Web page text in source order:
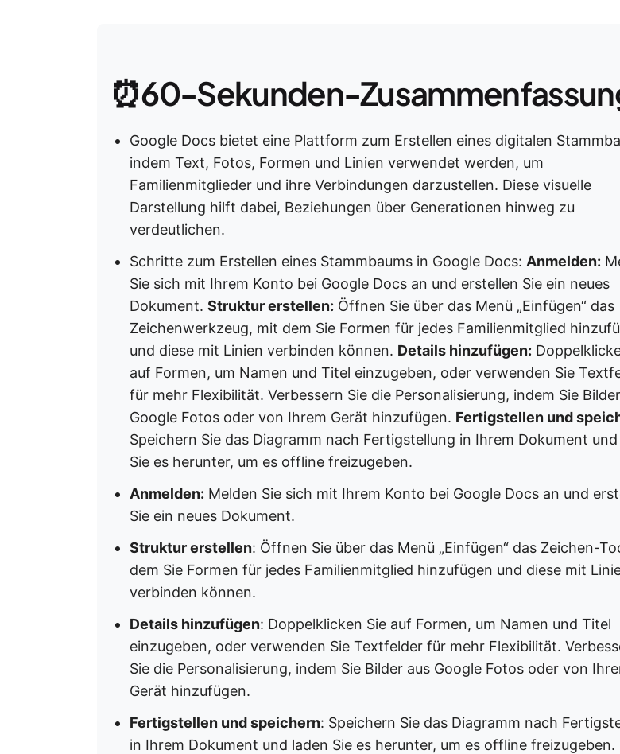
⏰60-Sekunden-
Google Docs bietet eine Plattform zum Erstellen eines digitalen
indem Text, Fotos, Formen und Linien verwendet werden, um
Familienmitglieder und ihre Verbindungen darzustellen. Diese visuelle
Darstellung hilft dabei, Beziehungen über Generationen hinweg zu
verdeutlichen.
Schritte zum Erstellen eines Stammbaums in Google Docs: Anmelden:
Sie sich mit Ihrem Konto bei Google Docs an und erstellen Sie ein neues
Dokument. Struktur erstellen: Öffnen Sie über das Menü „Einfügen“ das
Zeichenwerkzeug, mit dem Sie Formen für jedes Familienmitglied
und diese mit Linien verbinden können. Details hinzufügen:
auf Formen, um Namen und Titel einzugeben, oder verwenden Sie
für mehr Flexibilität. Verbessern Sie die Personalisierung, indem Sie
Google Fotos oder von Ihrem Gerät hinzufügen. Fertigstellen und
Speichern Sie das Diagramm nach Fertigstellung in Ihrem Dokument
Sie es herunter, um es offline freizugeben.
Anmelden: Melden Sie sich mit Ihrem Konto bei Google Docs an und
Sie ein neues Dokument.
Struktur erstellen: Öffnen Sie über das Menü „Einfügen“ das Zeichen-
dem Sie Formen für jedes Familienmitglied hinzufügen und diese mit
verbinden können.
Details hinzufügen: Doppelklicken Sie auf Formen, um Namen und Titel
einzugeben, oder verwenden Sie Textfelder für mehr Flexibilität.
Sie die Personalisierung, indem Sie Bilder aus Google Fotos oder von
Gerät hinzufügen.
Fertigstellen und speichern: Speichern Sie das Diagramm nach
in Ihrem Dokument und laden Sie es herunter, um es offline freizugeben.